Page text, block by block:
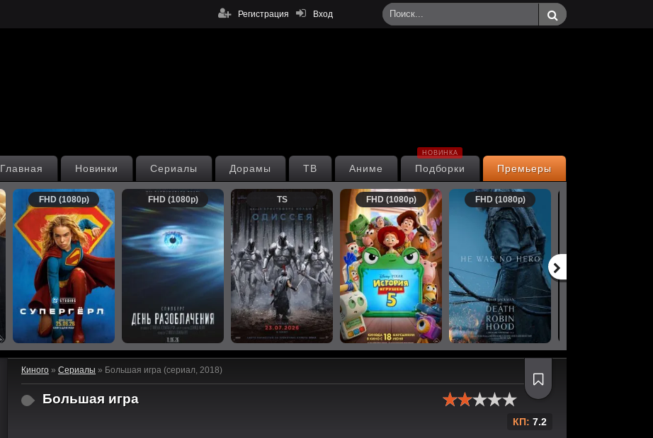
Вход
Регистрация
Премьеры
Подборки
НОВИНКА
Аниме
ТВ
Дорамы
Сериалы
Новинки
Главная
FHD (1080p) FHD (1080p) TS FHD (1080p) FHD (1080p)
Киного » Сериалы » Большая игра (сериал, 2018)
Большая игра
КП: 7.2